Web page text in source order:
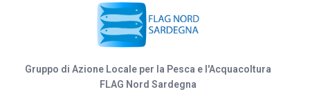
Gruppo di Azione Locale per la Pesca e l'Acquacoltura
FLAG Nord Sardegna